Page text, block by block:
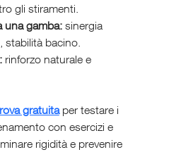
gli stiramenti.
una gamba: sinergia
stabilità bacino.
rinforzo naturale e
gratuita per testare i
con esercizi e
rigidità e prevenire